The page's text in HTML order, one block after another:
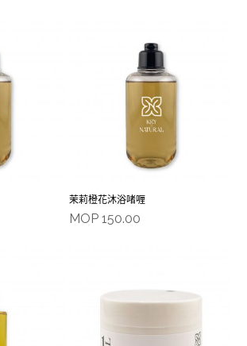
茉莉橙花沐浴啫喱
MOP 150.00